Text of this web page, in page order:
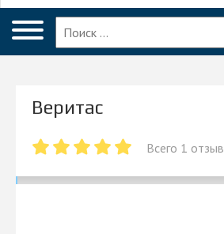
Меню
Главная
Санкт-Петербург
ПОЛЬЗОВАТЕЛЯМ
Санкт-Петербург
Веритас
Всего 1 отзыв